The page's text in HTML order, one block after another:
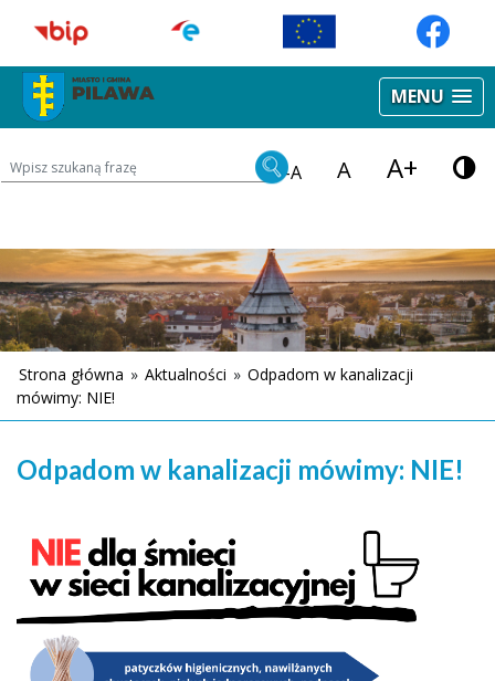
MENU
Wyszukiwarka treści na stronie -A A A+
Strona główna » Aktualności » Odpadom w kanalizacji
mówimy: NIE!
Odpadom w kanalizacji mówimy: NIE!